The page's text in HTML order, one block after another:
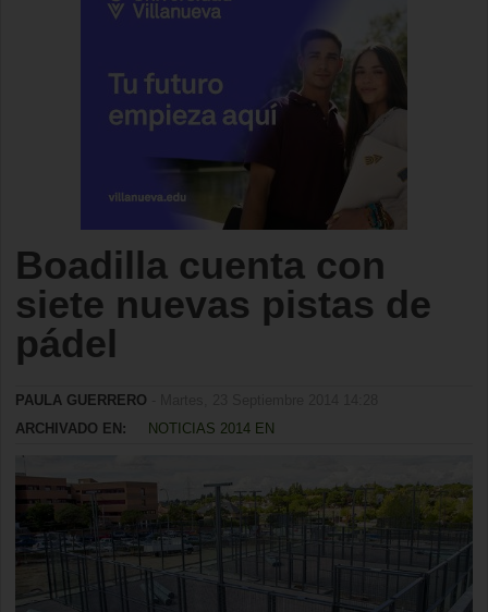
Boadilla cuenta con
siete nuevas pistas de
pádel
PAULA GUERRERO
ARCHIVADO EN:
NOTICIAS 2014 EN